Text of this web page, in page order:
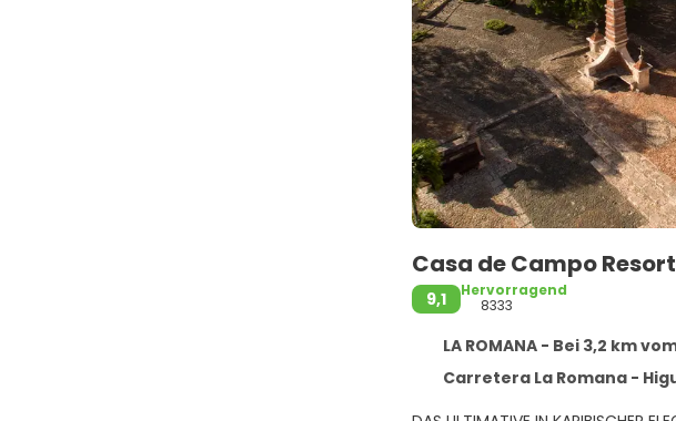
Casa de Campo
9,1
Hervorragend
8333
LA ROMANA - Bei 3,2 km vom
Carretera La Romana - Higuey, LA